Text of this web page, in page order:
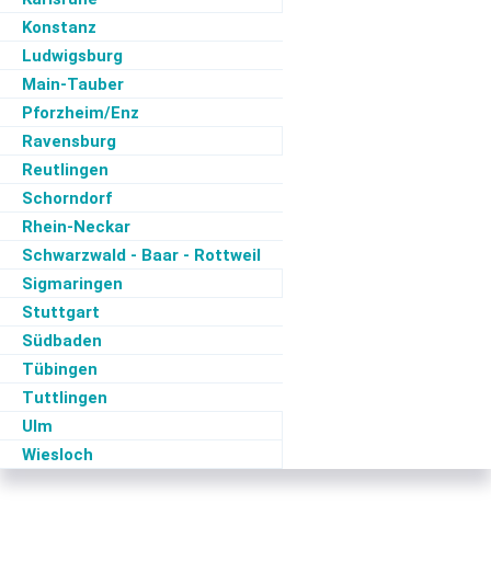
Konstanz
Ludwigsburg
Main-Tauber
Pforzheim/Enz
Ravensburg
Reutlingen
Schorndorf
Rhein-Neckar
Schwarzwald - Baar - Rottweil
Sigmaringen
Stuttgart
Südbaden
Tübingen
Tuttlingen
Ulm
Wiesloch